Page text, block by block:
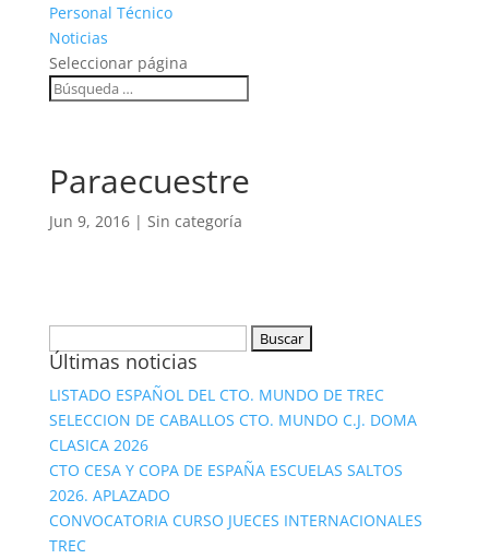
Personal Técnico
Noticias
Seleccionar página
Paraecuestre
Jun 9, 2016| Sin categoría
Últimas noticias
LISTADO ESPAÑOL DEL CTO. MUNDO DE TREC
SELECCION DE CABALLOS CTO. MUNDO C.J. DOMA
CLASICA 2026
CTO CESA Y COPA DE ESPAÑA ESCUELAS SALTOS
2026. APLAZADO
CONVOCATORIA CURSO JUECES INTERNACIONALES
TREC